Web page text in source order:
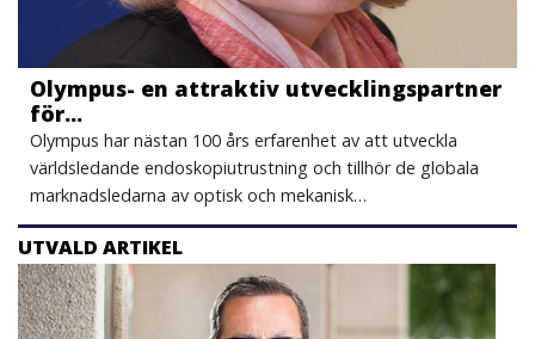
Olympus- en attraktiv utvecklingspartner
för…
Olympus har nästan 100 års erfarenhet av att utveckla
världsledande endoskopiutrustning och tillhör de globala
marknadsledarna av optisk och mekanisk…
UTVALD ARTIKEL